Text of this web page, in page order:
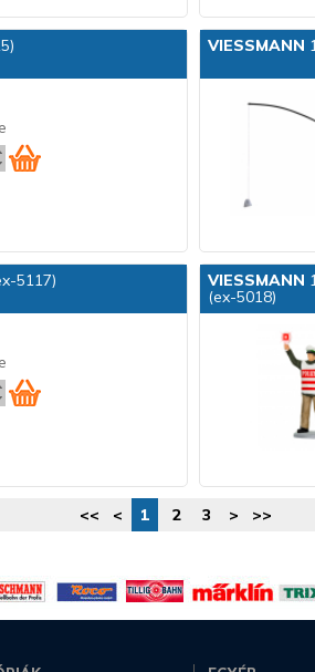
VIESSMANN
5117) VIESSMANN
(ex-5018)
<< < 1 2 3 > >>